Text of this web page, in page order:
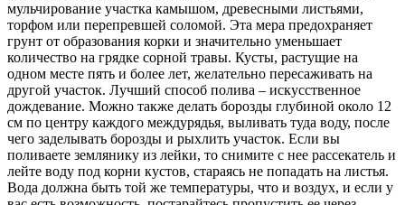
мульчирование участка камышом, древесными листьями,
торфом или перепревшей соломой. Эта мера предохраняет
грунт от образования корки и значительно уменьшает
количество на грядке сорной травы. Кусты, растущие на
одном месте пять и более лет, желательно пересаживать на
другой участок. Лучший способ полива – искусственное
дождевание. Можно также делать борозды глубиной около 12
см по центру каждого междурядья, выливать туда воду, после
чего заделывать борозды и рыхлить участок. Если вы
поливаете землянику из лейки, то снимите с нее рассекатель и
лейте воду под корни кустов, стараясь не попадать на листья.
Вода должна быть той же температуры, что и воздух, и если у